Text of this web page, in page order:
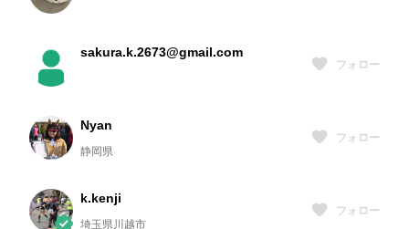
sakura.k.2673@gmail.com
フォロー
Nyan
静岡県
フォロー
k.kenji
埼玉県川越市
フォロー